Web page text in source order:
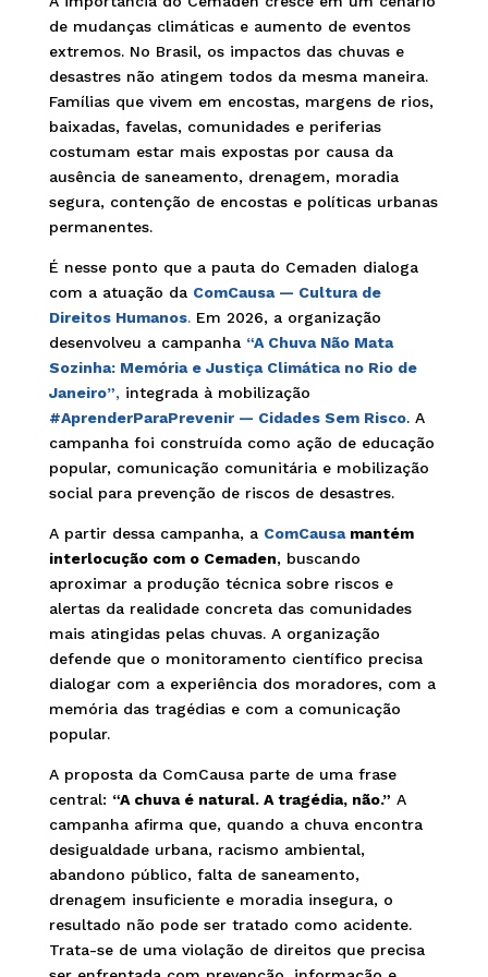
de mudanças climáticas e aumento de eventos
extremos. No Brasil, os impactos das chuvas e
desastres não atingem todos da mesma maneira.
Famílias que vivem em encostas, margens de rios,
baixadas, favelas, comunidades e periferias
costumam estar mais expostas por causa da
ausência de saneamento, drenagem, moradia
segura, contenção de encostas e políticas urbanas
permanentes.
É nesse ponto que a pauta do Cemaden dialoga
com a atuação da ComCausa — Cultura de
Direitos Humanos.Em 2026, a organização
desenvolveu a campanha “A Chuva Não Mata
Sozinha: Memória e Justiça Climática no Rio de
Janeiro”, integrada à mobilização
#AprenderParaPrevenir — Cidades Sem Risco. A
campanha foi construída como ação de educação
popular, comunicação comunitária e mobilização
social para prevenção de riscos de desastres.
A partir dessa campanha, a ComCausamantém
interlocução com o Cemaden, buscando
aproximar a produção técnica sobre riscos e
alertas da realidade concreta das comunidades
mais atingidas pelas chuvas. A organização
defende que o monitoramento científico precisa
dialogar com a experiência dos moradores, com a
memória das tragédias e com a comunicação
popular.
A proposta da ComCausa parte de uma frase
central: “A chuva é natural. A tragédia, não.” A
campanha afirma que, quando a chuva encontra
desigualdade urbana, racismo ambiental,
abandono público, falta de saneamento,
drenagem insuficiente e moradia insegura, o
resultado não pode ser tratado como acidente.
Trata-se de uma violação de direitos que precisa